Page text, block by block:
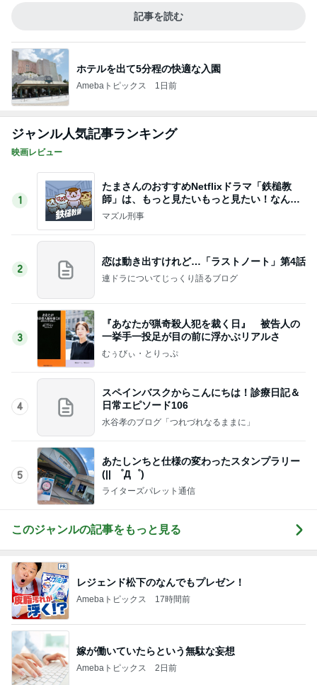
記事を読む
ホテルを出て5分程の快適な入園
Amebaトピックス 1日前
ジャンル人気記事ランキング
映画レビュー
1
たまさんのおすすめNetflixドラマ「鉄槌教
師」は、もっと見たいもっと見たい！なんで1
0話完？
マズル刑事
2
恋は動き出すけれど…「ラストノート」第4話
連ドラについてじっくり語るブログ
3
『あなたが猟奇殺人犯を裁く日』 被告人の
一挙手一投足が目の前に浮かぶリアルさ
むぅびぃ・とりっぷ
4
スペインバスクからこんにちは！診療日記＆
日常エピソード106
水谷孝のブログ「つれづれなるままに」
5
あたしンちと仕様の変わったスタンプラリー
(|| ゜Д゜)
ライターズパレット通信
このジャンルの記事をもっと見る
レジェンド松下のなんでもプレゼン！
Amebaトピックス 17時間前
嫁が働いていたらという無駄な妄想
Amebaトピックス 2日前